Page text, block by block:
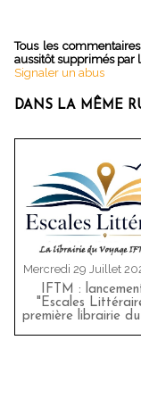
Tous les
aussitôt supprimés par
Signaler un abus
DANS LA MÊME
Mercredi 29 Juillet
IFTM :
"Escales
première librairie